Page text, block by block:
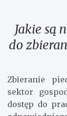
Jakie są
do
Zbieranie
sektor